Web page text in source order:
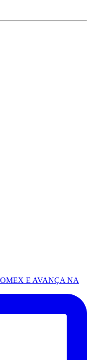
E AVANÇA NA